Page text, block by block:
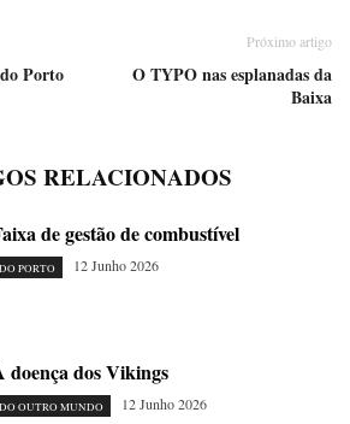
Porto
Próximo artigo
O TYPO nas esplanadas da
Baixa
RELACIONADOS
de gestão de combustível
DO PORTO 12 Junho 2026
doença dos Vikings
DO OUTRO MUNDO 12 Junho 2026